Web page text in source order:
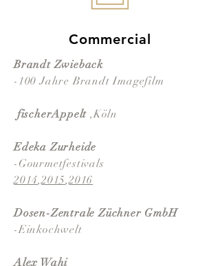
Commercial
Brandt Zwieback
-100 Jahre Brandt Imagefilm
fischerAppelt ,Köln
Edeka Zurheide
-Gourmetfestivals
2014,2015,2016
Dosen-Zentrale Züchner GmbH
-Einkochwelt
Alex Wahi